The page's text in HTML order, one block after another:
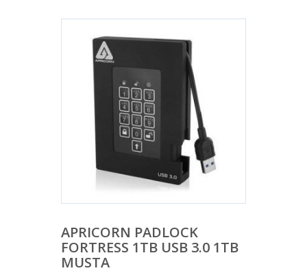
APRICORN PADLOCK
FORTRESS 1TB USB 3.0 1TB
MUSTA